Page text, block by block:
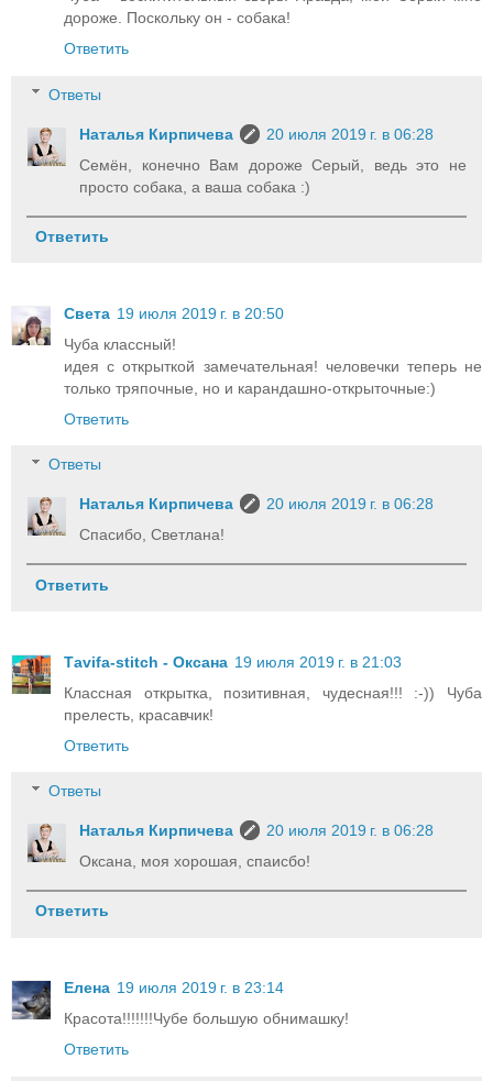
дороже. Поскольку он - собака!
Ответить
Ответы
Наталья Кирпичева
20 июля 2019 г. в 06:28
Семён, конечно Вам дороже Серый, ведь это не
просто собака, а ваша собака :)
Ответить
Света 19 июля 2019 г. в 20:50
Чуба классный!
идея с открыткой замечательная! человечки теперь не
только тряпочные, но и карандашно-открыточные:)
Ответить
Ответы
Наталья Кирпичева
20 июля 2019 г. в 06:28
Спасибо, Светлана!
Ответить
Тavifa-stitch - Оксана 19 июля 2019 г. в 21:03
Классная открытка, позитивная, чудесная!!! :-)) Чуба
прелесть, красавчик!
Ответить
Ответы
Наталья Кирпичева
20 июля 2019 г. в 06:28
Оксана, моя хорошая, спаисбо!
Ответить
Елена 19 июля 2019 г. в 23:14
Красота!!!!!!!Чубе большую обнимашку!
Ответить